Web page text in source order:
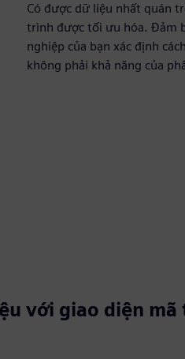
Có được dữ liệu nhất quán
trình được tối ưu hóa. Đảm
nghiệp của bạn xác định
không phải khả năng của
với giao diện mã